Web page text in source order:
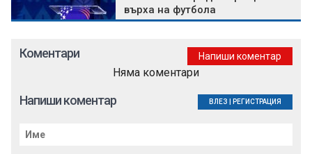
върха на футбола
Коментари Напиши коментар
Няма коментари
Напиши коментар ВЛЕЗ РЕГИСТРАЦИЯ